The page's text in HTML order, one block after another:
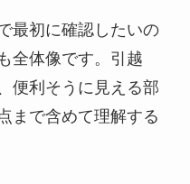
最初に確認したいの
全体像です。引越
便利そうに見える部
まで含めて理解する